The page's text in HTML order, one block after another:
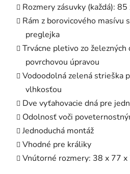
Rozmery zásuvky (každá):
Rám z borovicového masívu
preglejka
Trvácne pletivo zo
povrchovou úpravou
Vodoodolná zelená strieška
vlhkosťou
Dve vyťahovacie dná pre
Odolnosť voči
Jednoduchá montáž
Vhodné pre králiky
Vnútorné rozmery: 38 x 77 x